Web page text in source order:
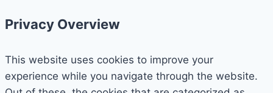
Privacy Overview
This website uses cookies to improve your
experience while you navigate through the website.